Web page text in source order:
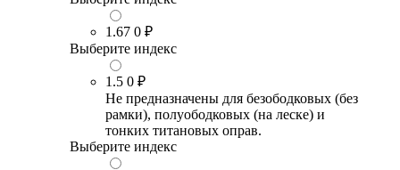
1.67 0 ₽
Выберите индекс
1.5 0 ₽
Не предназначены для безободковых (без
рамки), полуободковых (на леске) и
тонких титановых оправ.
Выберите индекс